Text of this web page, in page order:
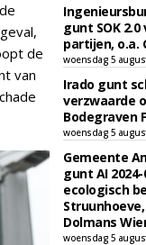
de
van
gunt SOK
partijen, o.a.
woensdag 5
Irado gunt
verzwaarde
Bodegraven
woensdag 5
Gemeente
gunt AI
ecologisch
Dolmans
woensdag 5